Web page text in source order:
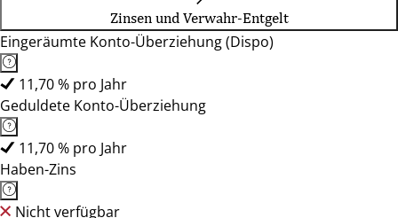
Zinsen und Verwahr-Entgelt
Eingeräumte Konto-Überziehung (Dispo)
11,70 % pro Jahr
Geduldete Konto-Überziehung
11,70 % pro Jahr
Haben-Zins
Nicht verfügbar